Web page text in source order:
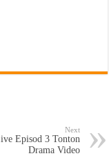
Next
Episod 3 Tonton
Drama Video